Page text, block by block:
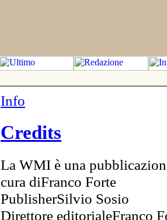
Info
Credits
La WMI è una
cura diFranco Forte
PublisherSilvio Sosio
Direttore editorialeFranco